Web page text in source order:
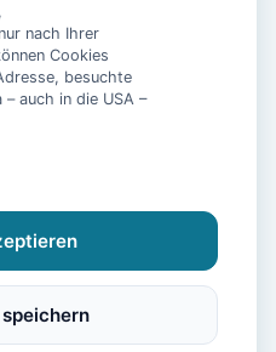
Mikrowelle
Garten
Backofen
nach Ihrer
Cookies
besuchte
auch in die USA –